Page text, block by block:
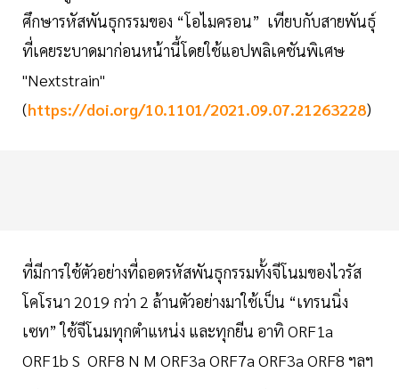
ศึกษารหัสพันธุกรรมของ “โอไมครอน” เทียบกับสายพันธุ์
ที่เคยระบาดมาก่อนหน้านี้โดยใช้แอปพลิเคชันพิเศษ
"Nextstrain"
(https://doi.org/10.1101/2021.09.07.21263228)
ที่มีการใช้ตัวอย่างที่ถอดรหัสพันธุกรรมทั้งจีโนมของไวรัส
โคโรนา 2019 กว่า 2 ล้านตัวอย่างมาใช้เป็น “เทรนนิ่ง
เซท” ใช้จีโนมทุกตำแหน่ง และทุกยีน อาทิ ORF1a
ORF1b S ORF8 N M ORF3a ORF7a ORF3a ORF8 ฯลฯ